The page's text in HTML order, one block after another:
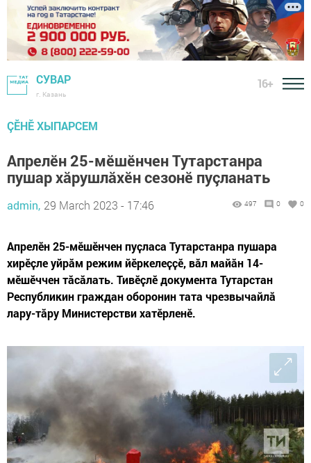
СУВАР
г. Казань
16+
ÇӖНӖ ХЫПАРСЕМ
Апрелӗн 25-мӗшӗнчен Тутарстанра
пушар хăрушлăхӗн сезонӗ пуçланать
admin, 29 March 2023 - 17:46 497 0 0
Апрелӗн 25-мӗшӗнчен пуҫласа Тутарстанра пушара
хирӗҫле уйрӑм режим йӗркелеҫҫӗ, вӑл майӑн 14-
мӗшӗччен тӑсӑлать. Тивӗҫлӗ документа Тутарстан
Республикин граждан оборонин тата чрезвычайлӑ
лару-тӑру Министерстви хатӗрленӗ.